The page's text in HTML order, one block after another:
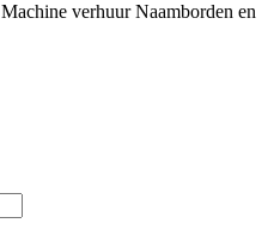
Machine verhuur Naamborden en